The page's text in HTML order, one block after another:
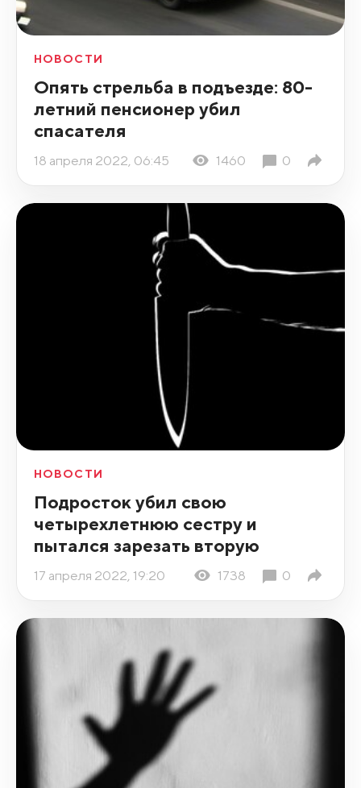
НОВОСТИ
Опять стрельба в подъезде: 80-
летний пенсионер убил
спасателя
18 апреля 2022, 06:45 1460 0
НОВОСТИ
Подросток убил свою
четырехлетнюю сестру и
пытался зарезать вторую
17 апреля 2022, 19:20 1738 0